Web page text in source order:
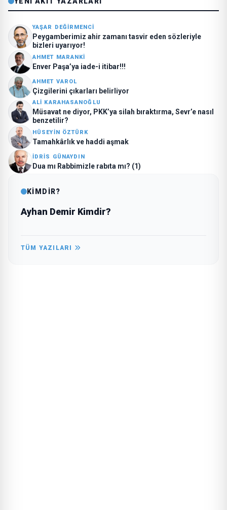
YAŞAR DEĞIRMENCI
Peygamberimiz ahir zamanı tasvir eden sözleriyle
bizleri uyarıyor!
AHMET MARANKI
Enver Paşa’ya iade-i itibar!!!
AHMET VAROL
Çizgilerini çıkarları belirliyor
ALI KARAHASANOĞLU
Müsavat ne diyor, PKK’ya silah bıraktırma, Sevr’e nasıl
benzetilir?
HÜSEYIN ÖZTÜRK
Tamahkârlık ve haddi aşmak
İDRIS GÜNAYDIN
Dua mı Rabbimizle rabıta mı? (1)
KİMDİR?
Ayhan Demir Kimdir?
TÜM YAZILARI